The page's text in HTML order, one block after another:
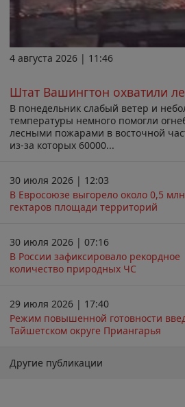
4 августа 2026 | 11:46
Штат Вашингтон охватили
В понедельник слабый ветер и
температуры немного помогли
лесными пожарами в восточной
из-за которых 60000...
30 июля 2026 | 12:03
В Евросоюзе выгорело около 0,5 млн
гектаров площади территорий
30 июля 2026 | 07:16
В России зафиксировало рекордное
количество природных ЧС
29 июля 2026 | 17:40
Режим повышенной готовности
Тайшетском округе Приангарья
Другие публикации